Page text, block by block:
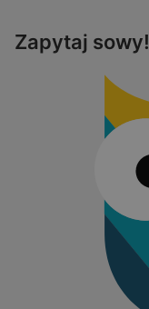
Zapytaj sowy!